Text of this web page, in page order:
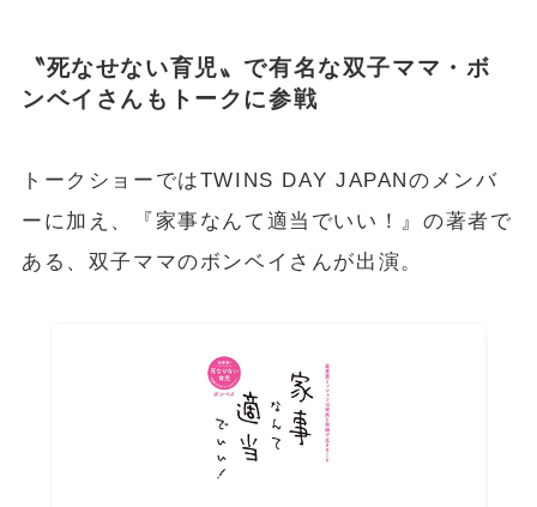
〝死なせない育児〟で有名な双子ママ・ボ
ンベイさんもトークに参戦
トークショーではTWINS DAY JAPANのメンバ
ーに加え、『家事なんて適当でいい！』の著者で
ある、双子ママのボンベイさんが出演。